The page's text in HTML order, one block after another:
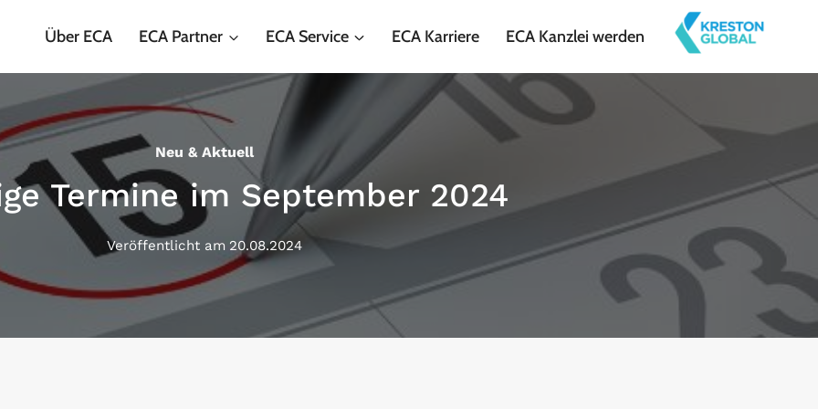
Über ECA ECA Partner ECA Service ECA Karriere ECA Kanzlei werden
Neu & Aktuell
Termine im September 2024
Veröffentlicht am 20.08.2024